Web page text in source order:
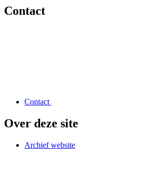
Contact
Contact
Over deze site
Archief website